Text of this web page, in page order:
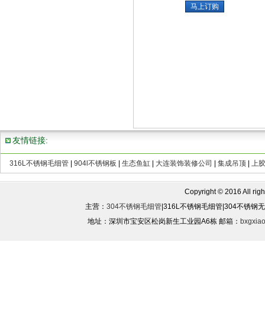
友情链接:
316L不锈钢毛细管| 904l不锈钢板 生态鱼缸| 大连装饰装修公司 集成吊顶| 上
Copyright © 2016 All
主营： 304不锈钢毛细管|316L不锈钢毛细管|304不锈钢
地址：深圳市宝安区松岗新生工业园A6栋 邮箱：